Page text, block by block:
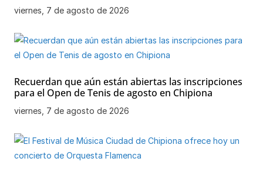
viernes, 7 de agosto de 2026
Recuerdan que aún están abiertas las inscripciones
para el Open de Tenis de agosto en Chipiona
viernes, 7 de agosto de 2026